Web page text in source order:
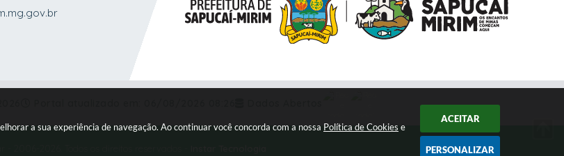
a sua experiência de navegação. Ao continuar você concorda com a nossa Política de Cookies e
ACEITAR
PERSONALIZAR